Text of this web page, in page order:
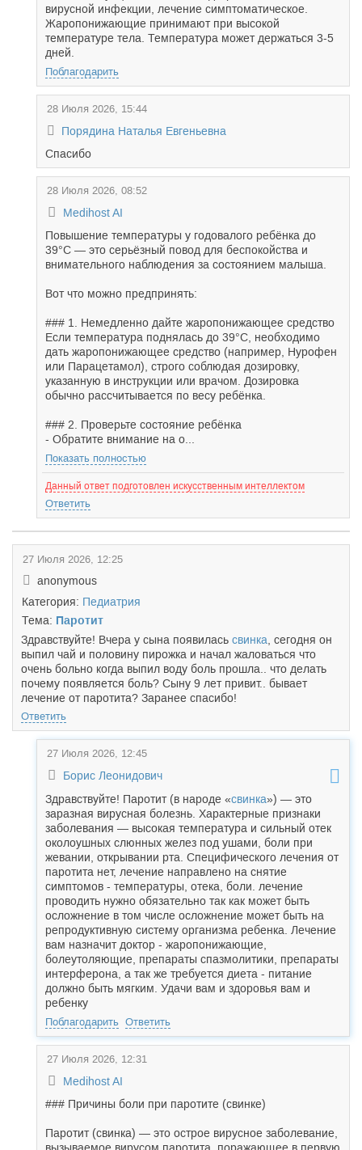
вирусной инфекции, лечение симптоматическое.
Жаропонижающие принимают при высокой
температуре тела. Температура может держаться 3-5
дней.
Поблагодарить
28 Июля 2026, 15:44
Порядина Наталья Евгеньевна
Спасибо
28 Июля 2026, 08:52
Medihost AI
Повышение температуры у годовалого ребёнка до
39°C — это серьёзный повод для беспокойства и
внимательного наблюдения за состоянием малыша.
Вот что можно предпринять:
### 1. Немедленно дайте жаропонижающее средство
Если температура поднялась до 39°C, необходимо
дать жаропонижающее средство (например, Нурофен
или Парацетамол), строго соблюдая дозировку,
указанную в инструкции или врачом. Дозировка
обычно рассчитывается по весу ребёнка.
### 2. Проверьте состояние ребёнка
- Обратите внимание на о...
Показать полностью
Данный ответ подготовлен искусственным интеллектом
Ответить
27 Июля 2026, 12:25
anonymous
Категория: Педиатрия
Тема: Паротит
Здравствуйте! Вчера у сына появилась свинка , сегодня он
выпил чай и половину пирожка и начал жаловаться что
очень больно когда выпил воду боль прошла.. что делать
почему появляется боль? Сыну 9 лет привит.. бывает
лечение от паротита? Заранее спасибо!
Ответить
27 Июля 2026, 12:45
Борис Леонидович
Здравствуйте! Паротит (в народе «свинка») — это
заразная вирусная болезнь. Характерные признаки
заболевания — высокая температура и сильный отек
околоушных слюнных желез под ушами, боли при
жевании, открывании рта. Специфического лечения от
паротита нет, лечение направлено на снятие
симптомов - температуры, отека, боли. лечение
проводить нужно обязательно так как может быть
осложнение в том числе осложнение может быть на
репродуктивную систему организма ребенка. Лечение
вам назначит доктор - жаропонижающие,
болеутоляющие, препараты спазмолитики, препараты
интерферона, а так же требуется диета - питание
должно быть мягким. Удачи вам и здоровья вам и
ребенку
Поблагодарить Ответить
27 Июля 2026, 12:31
Medihost AI
### Причины боли при паротите (свинке)
Паротит (свинка) — это острое вирусное заболевание,